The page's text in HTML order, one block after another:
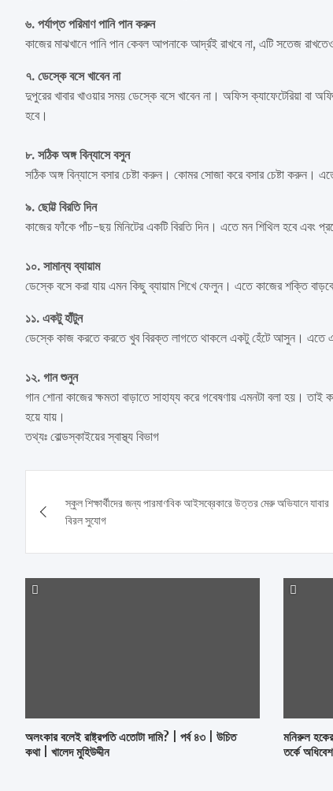
৬. পর্যাপ্ত পরিমাণ পানি পান করুন
কাজের মাঝখানে পানি পান কেবল আপনাকে আর্দ্রই রাখবে না, এটি সতেজ
৭. ডেস্কে বসে খাবেন না
দুপুরের খাবার খাওয়ার সময় ডেস্কে বসে খাবেন না। অফিস ক্যাফেটেরিয়া বা
হবে।
৮. সঠিক অঙ্গ বিন্যাসে বসুন
সঠিক অঙ্গ বিন্যাসে বসার চেষ্টা করুন। কোমর সোজা করে বসার চেষ্টা করুন।
৯. ছোট্ট বিরতি দিন
কাজের ফাঁকে পাঁচ-ছয় মিনিটের একটি বিরতি দিন। এতে মন শিথিল হবে এবং
১০. সামান্য ব্যায়াম
ডেস্কে বসে করা যায় এমন কিছু ব্যায়াম শিখে ফেলুন। এতে কাজের শক্তি
১১. একটু হাঁটুন
ডেস্কে কাজ করতে করতে খুব বিরক্ত লাগতে থাকলে একটু হেঁটে আসুন। এতে
১২. গান শুনুন
গান শোনা কাজের ক্ষমতা বাড়াতে সাহায্য করে গবেষণায় এমনটা বলা হয়।
হয়ে যায়।
তথ্যঃ বোল্ডস্কাইয়ের স্বাস্থ্য বিভাগ
navigation
স্কুল শিক্ষার্থীদের জন্য পারমাণবিক আইসব্রেকারে উত্তর মেরু অভিযানে যাবার
বিরল সুযোগ
অলংকার বলেই রাষ্ট্রপতি এতোটা দামি? | পর্ব ৪৩ | উচিত
কথা | খালেদ মুহিউদ্দীন
মনিরুল
তর্কে